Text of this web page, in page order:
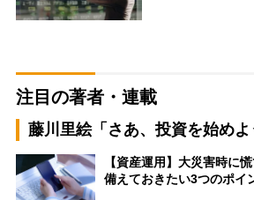
注目の著者・連載
藤川里絵「さあ、投資を始めよ
【資産運用】大災害時に
備えておきたい3つのポ